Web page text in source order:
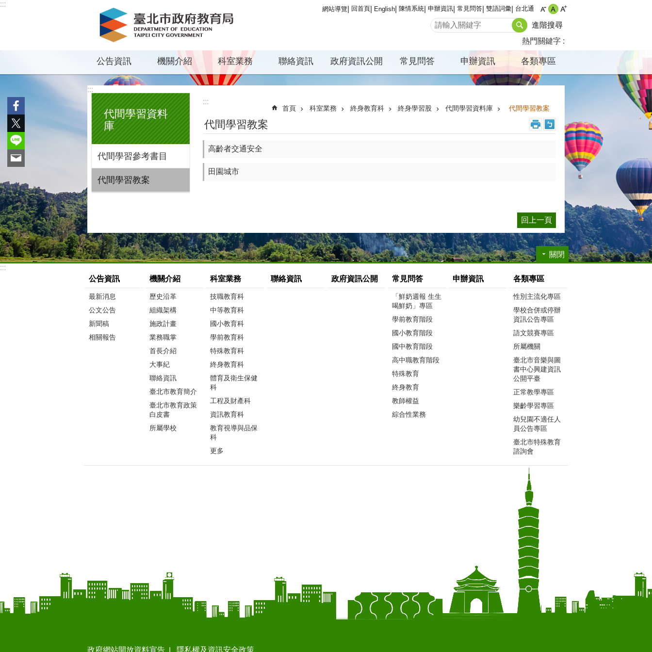
跳到主要內容區塊
:::
網站導覽 回首頁 English 陳情系統 申辦資訊 常見問答 雙語詞彙 台北通
進階搜尋
熱門關鍵字
公告資訊 機關介紹 科室業務 聯絡資訊 政府資訊公開 常見問答 申辦資訊 各類專區
:::
代間學習資料
庫
代間學習參考書目
代間學習教案
:::
首頁 科室業務 終身教育科 終身學習股 代間學習資料庫 代間學習教案
代間學習教案
高齡者交通安全
田園城市
回上一頁
關閉
:::
公告資訊
最新消息
公文公告
新聞稿
相關報告
機關介紹
歷史沿革
組織架構
施政計畫
業務職掌
首長介紹
大事紀
聯絡資訊
臺北市教育簡介
臺北市教育政策
白皮書
所屬學校
科室業務
技職教育科
中等教育科
國小教育科
學前教育科
特殊教育科
終身教育科
體育及衛生保健
科
工程及財產科
資訊教育科
教育視導與品保
科
更多
聯絡資訊 政府資訊公開 常見問答
「鮮奶週報 生生
喝鮮奶」專區
學前教育階段
國小教育階段
國中教育階段
高中職教育階段
特殊教育
終身教育
教師權益
綜合性業務
申辦資訊 各類專區
性別主流化專區
學校合併或停辦
資訊公告專區
語文競賽專區
所屬機關
臺北市音樂與圖
書中心興建資訊
公開平臺
正常教學專區
樂齡學習專區
幼兒園不適任人
員公告專區
臺北市特殊教育
諮詢會
政府網站開放資料宣告 隱私權及資訊安全政策